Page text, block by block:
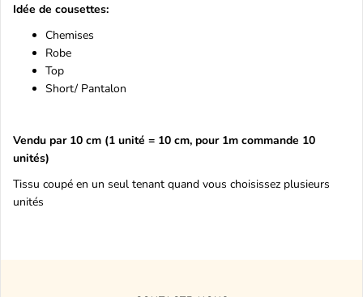
Idée de cousettes:
Chemises
Robe
Top
Short/ Pantalon
Vendu par 10 cm (1 unité = 10 cm, pour 1m commande 10
unités)
Tissu coupé en un seul tenant quand vous choisissez plusieurs
unités